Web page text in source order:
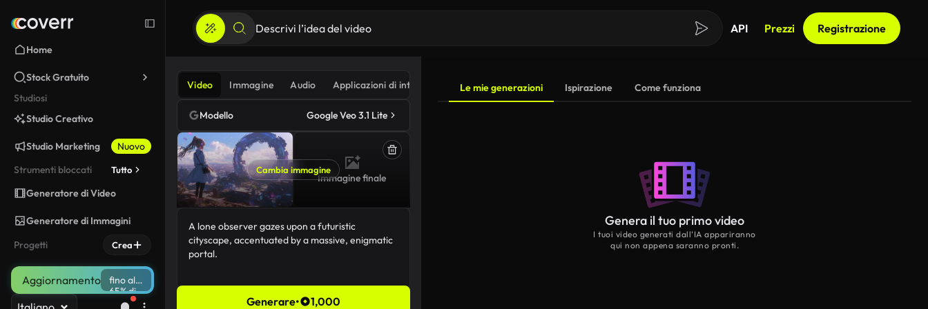
Home
Stock Gratuito
Studiosi
Studio Creativo
Studio Marketing
Nuovo
Strumenti bloccati
Tutto
Generatore di Video
Generatore di Immagini
Progetti
Crea
Aggiornamento
fino al
65% di
sconto
API Prezzi Registrazione
Video Immagine Audio Applicazioni di intelligenza artificiale
Modello Google Veo 3.1 Lite
Cambia immagine
Immagine finale
Generare• 1,000
Le mie generazioni Ispirazione Come funziona
Genera il tuo primo video
I tuoi video generati dall’IA appariranno
qui non appena saranno pronti.